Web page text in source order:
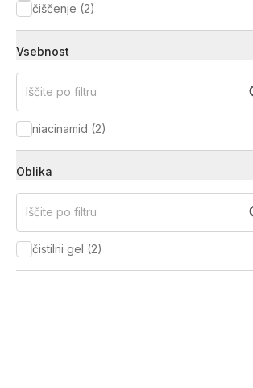
čiščenje (2)
Vsebnost
Iščite po filtru
niacinamid (2)
Oblika
Iščite po filtru
čistilni gel (2)